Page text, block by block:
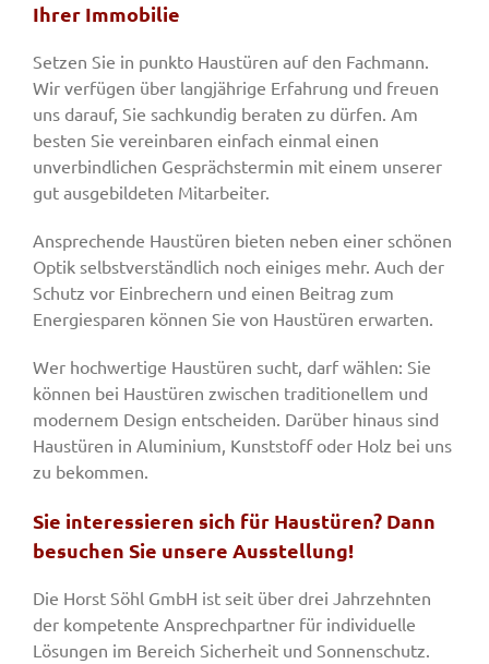
Ihrer Immobilie
Setzen Sie in punkto Haustüren auf den Fachmann.
Wir verfügen über langjährige Erfahrung und freuen
uns darauf, Sie sachkundig beraten zu dürfen. Am
besten Sie vereinbaren einfach einmal einen
unverbindlichen Gesprächstermin mit einem unserer
gut ausgebildeten Mitarbeiter.
Ansprechende Haustüren bieten neben einer schönen
Optik selbstverständlich noch einiges mehr. Auch der
Schutz vor Einbrechern und einen Beitrag zum
Energiesparen können Sie von Haustüren erwarten.
Wer hochwertige Haustüren sucht, darf wählen: Sie
können bei Haustüren zwischen traditionellem und
modernem Design entscheiden. Darüber hinaus sind
Haustüren in Aluminium, Kunststoff oder Holz bei uns
zu bekommen.
Sie interessieren sich für Haustüren? Dann
besuchen Sie unsere Ausstellung!
Die Horst Söhl GmbH ist seit über drei Jahrzehnten
der kompetente Ansprechpartner für individuelle
Lösungen im Bereich Sicherheit und Sonnenschutz.